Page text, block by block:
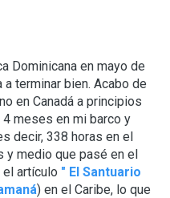
Dominicana en mayo de
terminar bien. Acabo de
en Canadá a principios
meses en mi barco y
decir, 338 horas en el
y medio que pasé en el
el artículo " El Santuario
) en el Caribe, lo que